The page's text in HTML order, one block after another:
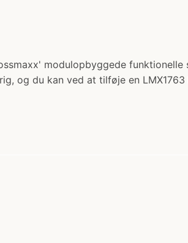
modulopbyggede
og du kan ved at tilføje en